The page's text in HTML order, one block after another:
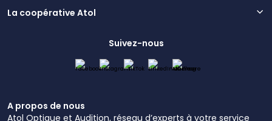
La coopérative Atol
Suivez-nous
A propos de nous
Atol Optique et Audition, réseau d’experts à votre service